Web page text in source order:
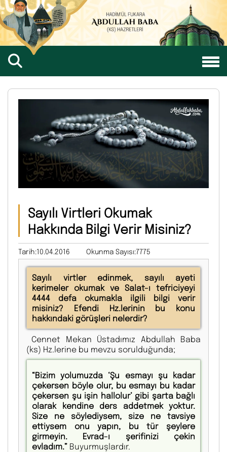
Sayılı Virtleri Okumak
Hakkında Bilgi Verir Misiniz?
Tarih:10.04.2016 Okunma Sayısı:7775
Sayılı virtler edinmek, sayılı ayeti
kerimeler okumak ve Salat-ı tefriciyeyi
4444 defa okumakla ilgili bilgi verir
misiniz? Efendi Hz.lerinin bu konu
hakkındaki görüşleri nelerdir?
Cennet Mekan Üstadımız Abdullah Baba
(ks) Hz.lerine bu mevzu sorulduğunda;
“Bizim yolumuzda ‘Şu esmayı şu kadar
çekersen böyle olur, bu esmayı bu kadar
çekersen şu işin hallolur’ gibi şarta bağlı
olarak kendine ders addetmek yoktur.
Size ne söylediysem, size ne tavsiye
ettiysem onu yapın, bu tür şeylere
girmeyin. Evrad-ı şerifinizi çekin
evladım.” Buyurmuşlardır.